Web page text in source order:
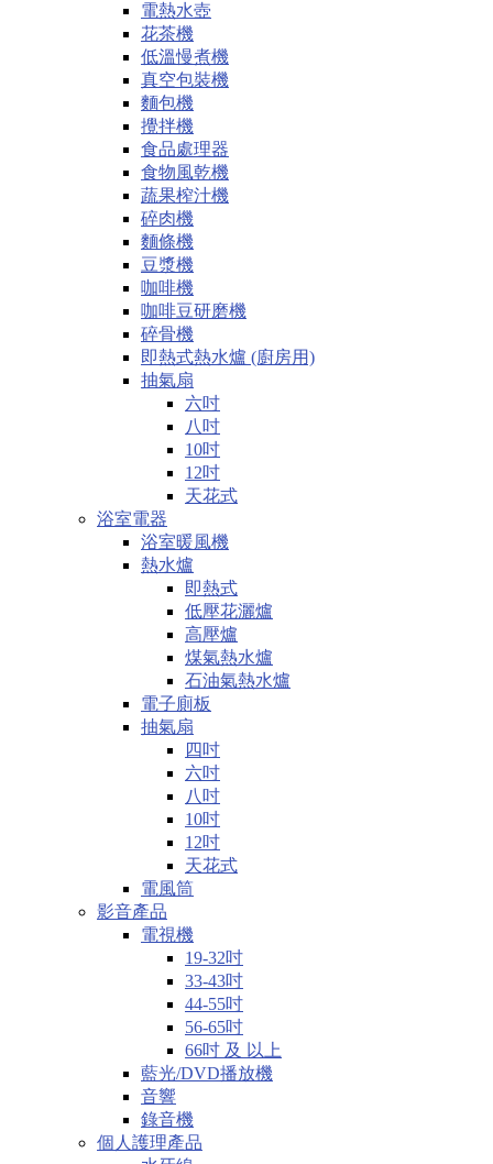
電熱水壺
花茶機
低溫慢煮機
真空包裝機
麵包機
攪拌機
食品處理器
食物風乾機
蔬果榨汁機
碎肉機
麵條機
豆漿機
咖啡機
咖啡豆研磨機
碎骨機
即熱式熱水爐 (廚房用)
抽氣扇
六吋
八吋
10吋
12吋
天花式
浴室電器
浴室暖風機
熱水爐
即熱式
低壓花灑爐
高壓爐
煤氣熱水爐
石油氣熱水爐
電子廁板
抽氣扇
四吋
六吋
八吋
10吋
12吋
天花式
電風筒
影音產品
電視機
19-32吋
33-43吋
44-55吋
56-65吋
66吋 及 以上
藍光/DVD播放機
音響
錄音機
個人護理產品